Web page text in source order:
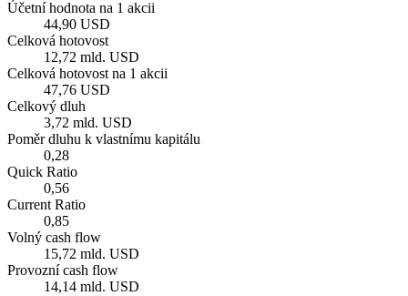
Účetní hodnota na 1 akcii
44,90 USD
Celková hotovost
12,72 mld. USD
Celková hotovost na 1 akcii
47,76 USD
Celkový dluh
3,72 mld. USD
Poměr dluhu k vlastnímu kapitálu
0,28
Quick Ratio
0,56
Current Ratio
0,85
Volný cash flow
15,72 mld. USD
Provozní cash flow
14,14 mld. USD